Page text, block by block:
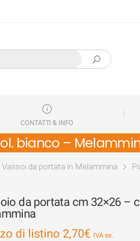
CONTATTI & INFO
bianco –
Vassoi da portata in Melammina
da portata cm 32×26 –
di listino 2,70€